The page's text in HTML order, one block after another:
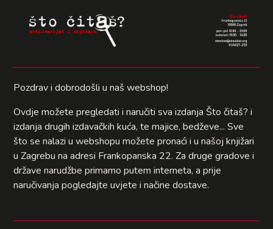
Pozdrav i dobrodošli u naš webshop!
Ovdje možete pregledati i naručiti sva izdanja Što čitaš? i
izdanja drugih izdavačkih kuća, te majice, bedževe... Sve
što se nalazi u webshopu možete pronaći i u našoj knjižari
u Zagrebu na adresi Frankopanska 22. Za druge gradove i
države narudžbe primamo putem interneta, a prije
naručivanja pogledajte uvjete i načine dostave.